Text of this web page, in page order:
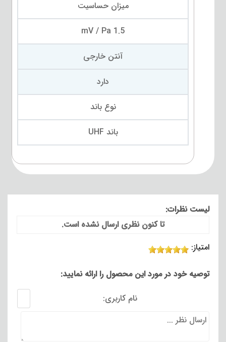
میزان حساسیت
1.5 mV / Pa
آنتن خارجی
دارد
نوع باند
باند UHF
لیست نظرات:
تا کنون نظری ارسال نشده است.
امتیاز:
توصیه خود در مورد این محصول را ارائه نمایید:
نام کاربری: